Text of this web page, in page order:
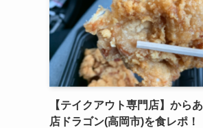
【テイクアウト専門店】から
店ドラゴン(高岡市)を食レポ！